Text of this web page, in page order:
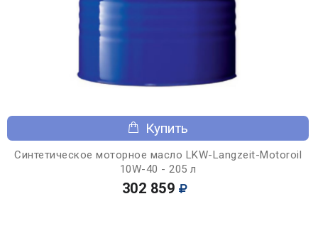
Купить
Синтетическое моторное масло LKW-Langzeit-Motoroil
10W-40 - 205 л
302 859